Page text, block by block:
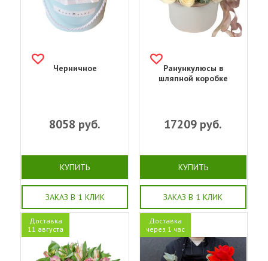
Черничное
8058 руб.
КУПИТЬ
ЗАКАЗ В 1 КЛИК
Ранункулюсы в
шляпной коробке
17209 руб.
КУПИТЬ
ЗАКАЗ В 1 КЛИК
Доставка
11 августа
Доставка
через 1 час